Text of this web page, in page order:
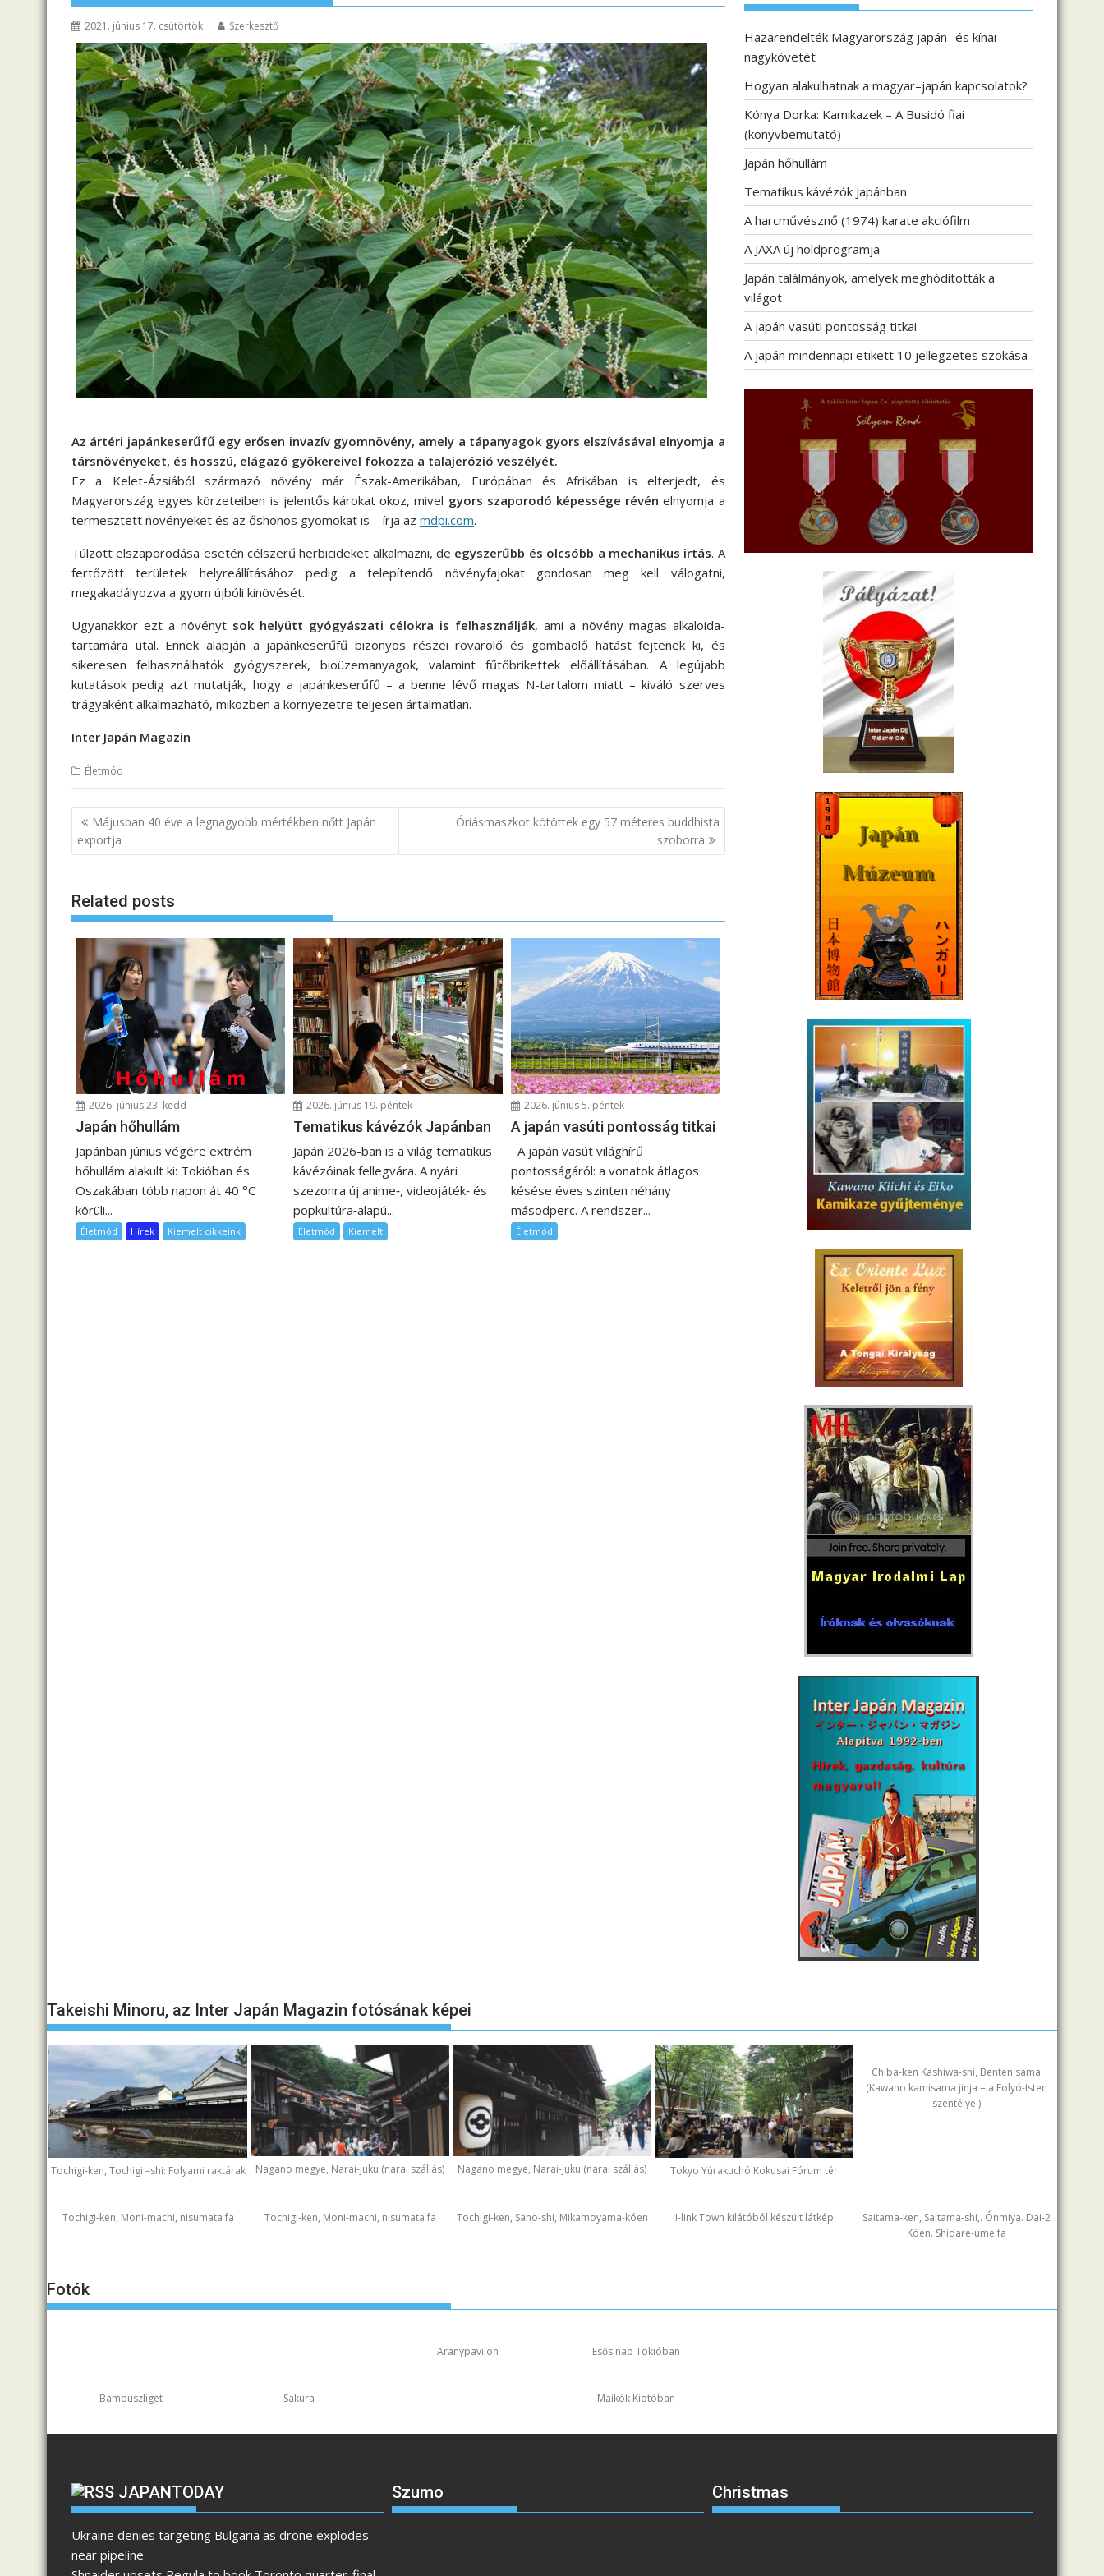
2021. június 17. csütörtök Szerkesztő
Az ártéri japánkeserűfű egy erősen invazív gyomnövény, amely a tápanyagok gyors elszívásával elnyomja a
társnövényeket, és hosszú, elágazó gyökereivel fokozza a talajerózió veszélyét.
Ez a Kelet-Ázsiából származó növény már Észak-Amerikában, Európában és Afrikában is elterjedt, és
Magyarország egyes körzeteiben is jelentős károkat okoz, mivel gyors szaporodó képessége révén elnyomja a
termesztett növényeket és az őshonos gyomokat is – írja az mdpi.com.
Túlzott elszaporodása esetén célszerű herbicideket alkalmazni, de egyszerűbb és olcsóbb a mechanikus irtás. A
fertőzött területek helyreállításához pedig a telepítendő növényfajokat gondosan meg kell válogatni,
megakadályozva a gyom újbóli kinövését.
Ugyanakkor ezt a növényt sok helyütt gyógyászati célokra is felhasználják, ami a növény magas alkaloida-
tartamára utal. Ennek alapján a japánkeserűfű bizonyos részei rovarölő és gombaölő hatást fejtenek ki, és
sikeresen felhasználhatók gyógyszerek, bioüzemanyagok, valamint fűtőbrikettek előállításában. A legújabb
kutatások pedig azt mutatják, hogy a japánkeserűfű – a benne lévő magas N-tartalom miatt – kiváló szerves
trágyaként alkalmazható, miközben a környezetre teljesen ártalmatlan.
Inter Japán Magazin
Életmód
B
e
g
y
g
á
c
i
ó
Májusban 40 éve a legnagyobb mértékben nőtt Japán
exportja
Óriásmaszkot kötöttek egy 57 méteres buddhista
szoborra
Related posts
2026. június 23. kedd
Japán hőhullám
Japánban június végére extrém
hőhullám alakult ki: Tokióban és
Oszakában több napon át 40 °C
körüli...
Életmód Hírek Kiemelt cikkeink
2026. június 19. péntek
Tematikus kávézók Japánban
Japán 2026-ban is a világ tematikus
kávézóinak fellegvára. A nyári
szezonra új anime‑, videojáték‑ és
popkultúra‑alapú...
Életmód Kiemelt
2026. június 5. péntek
A japán vasúti pontosság titkai
A japán vasút világhírű
pontosságáról: a vonatok átlagos
késése éves szinten néhány
másodperc. A rendszer...
Életmód
Hazarendelték Magyarország japán- és kínai
nagykövetét
Hogyan alakulhatnak a magyar–japán kapcsolatok?
Kónya Dorka: Kamikazek – A Busidó fiai
(könyvbemutató)
Japán hőhullám
Tematikus kávézók Japánban
A harcművésznő (1974) karate akciófilm
A JAXA új holdprogramja
Japán találmányok, amelyek meghódították a
világot
A japán vasúti pontosság titkai
A japán mindennapi etikett 10 jellegzetes szokása
Takeishi Minoru, az Inter Japán Magazin fotósának képei
Tochigi-ken, Tochigi –shi: Folyami raktárak Nagano megye, Narai-juku (narai szállás) Nagano megye, Narai-juku (narai szállás) Tokyo Yúrakuchó Kokusai Fórum tér
Chiba-ken Kashiwa-shi, Benten sama
(Kawano kamisama jinja = a Folyó-Isten
szentélye.)
Tochigi-ken, Moni-machi, nisumata fa Tochigi-ken, Moni-machi, nisumata fa Tochigi-ken, Sano-shi, Mikamoyama-kóen I-link Town kilátóból készült látkép
Saitama-ken, Saitama-shi,. Ónmiya. Dai-2
Kóen. Shidare-ume fa
Fotók
Aranypavilon Esős nap Tokióban
Bambuszliget Sakura Maikók Kiotóban
JAPANTODAY
Ukraine denies targeting Bulgaria as drone explodes
near pipeline
Szumo Christmas